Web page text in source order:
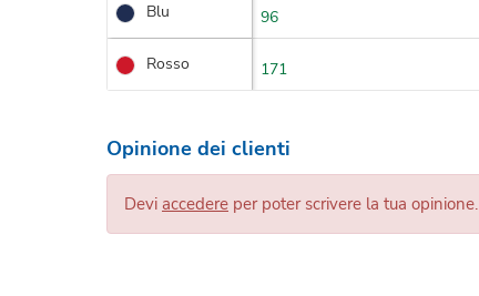
Blu 96
Rosso 171
Opinione dei clienti
Devi accedere per poter scrivere la tua opinione.